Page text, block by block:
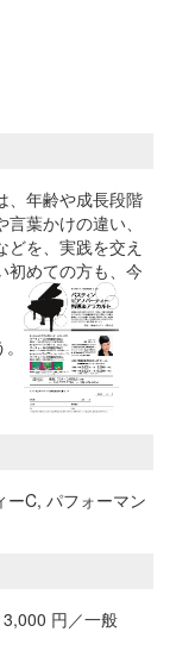
、年齢や成長段階
葉かけの違い、
を、実践を交え
初めての方も、今
ーC, パフォーマン
円／一般